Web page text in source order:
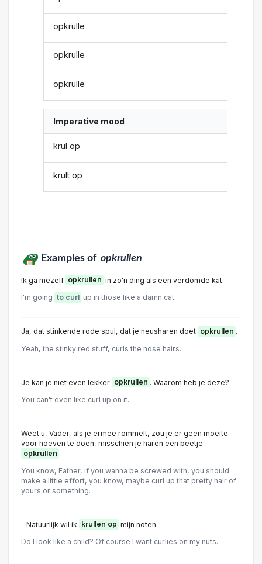
opkrulle
opkrulle
opkrulle
Imperative mood
krul op
krult op
Examples of opkrullen
Ik ga mezelf opkrullen in zo'n ding als een verdomde kat.
I'm going to curl up in those like a damn cat.
Ja, dat stinkende rode spul, dat je neusharen doet opkrullen .
Yeah, the stinky red stuff, curls the nose hairs.
Je kan je niet even lekker opkrullen . Waarom heb je deze?
You can't even like curl up on it.
Weet u, Vader, als je ermee rommelt, zou je er geen moeite
voor hoeven te doen, misschien je haren een beetje
opkrullen .
You know, Father, if you wanna be screwed with, you should
make a little effort, you know, maybe curl up that pretty hair of
yours or something.
- Natuurlijk wil ik krullen op mijn noten.
Do I look like a child? Of course I want curlies on my nuts.